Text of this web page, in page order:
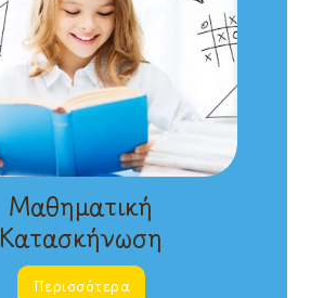
Μαθηματική
Κατασκήνωση
Περισσότερα